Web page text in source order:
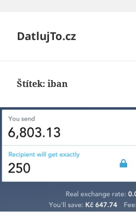
DatlujTo.cz
Štítek:iban